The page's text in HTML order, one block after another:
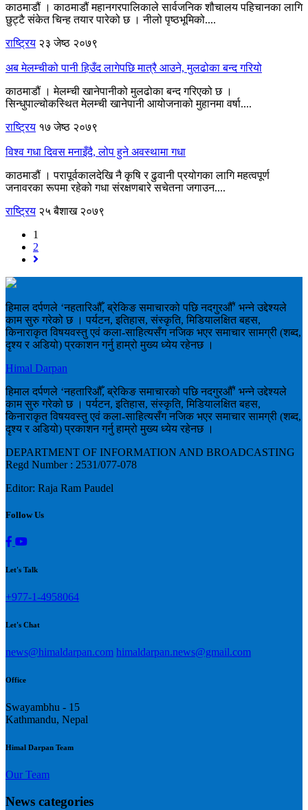
काठमाडौं । काठमाडौं महानगरपालिकाले सार्वजनिक शौचालय पहिचानका लागि
छुट्टै संकेत चिन्ह तयार पारेको छ । नीलो पृष्ठभूमिको....
राष्ट्रिय २३ जेष्ठ २०७९
अब मेलम्चीको पानी हिउँद लागेपछि मात्रै आउने, मुलढोका बन्द गरियो
काठमाडौं । मेलम्ची खानेपानीको मुलढोका बन्द गरिएको छ ।
सिन्धुपाल्चोकस्थित मेलम्ची खानेपानी आयोजनाको मुहानमा वर्षा....
राष्ट्रिय १७ जेष्ठ २०७९
विश्व गधा दिवस मनाइँदै, लोप हुने अवस्थामा गधा
काठमाडौं । परापूर्वकालदेखि नै कृषि र ढुवानी प्रयोगका लागि महत्वपूर्ण
जनावरका रूपमा रहेको गधा संरक्षणबारे सचेतना जगाउन....
राष्ट्रिय २५ बैशाख २०७९
1
2
हिमाल दर्पणले ‘नहतारिऔँ, ब्रेकिङ समाचारको पछि नदगुरऔँ’ भन्ने उद्देश्यले
काम सुरु गरेको छ । पर्यटन, इतिहास, संस्कृति, मिडियालक्षित बहस,
किनाराकृत विषयवस्तु एवं कला-साहित्यसँग नजिक भएर समाचार सामग्री (शब्द,
दृश्य र अडियो) प्रकाशन गर्नु हाम्रो मुख्य ध्येय रहेनछ ।
Himal Darpan
हिमाल दर्पणले ‘नहतारिऔँ, ब्रेकिङ समाचारको पछि नदगुरऔँ’ भन्ने उद्देश्यले
काम सुरु गरेको छ । पर्यटन, इतिहास, संस्कृति, मिडियालक्षित बहस,
किनाराकृत विषयवस्तु एवं कला-साहित्यसँग नजिक भएर समाचार सामग्री (शब्द,
दृश्य र अडियो) प्रकाशन गर्नु हाम्रो मुख्य ध्येय रहेनछ ।
DEPARTMENT OF INFORMATION AND BROADCASTING
Regd Number : 2531/077-078
Editor: Raja Ram Paudel
Follow Us
Let's Talk
+977-1-4958064
Let's Chat
news@himaldarpan.com himaldarpan.news@gmail.com
Office
Swayambhu - 15
Kathmandu, Nepal
Himal Darpan Team
Our Team
News categories